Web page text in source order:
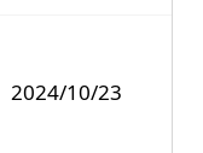
2024/10/23